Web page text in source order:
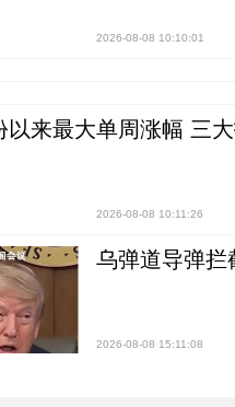
2026-08-08 10:10:01
以来最大单周涨幅 三
2026-08-08 10:11:26
乌弹道导弹拦
2026-08-08 15:11:08